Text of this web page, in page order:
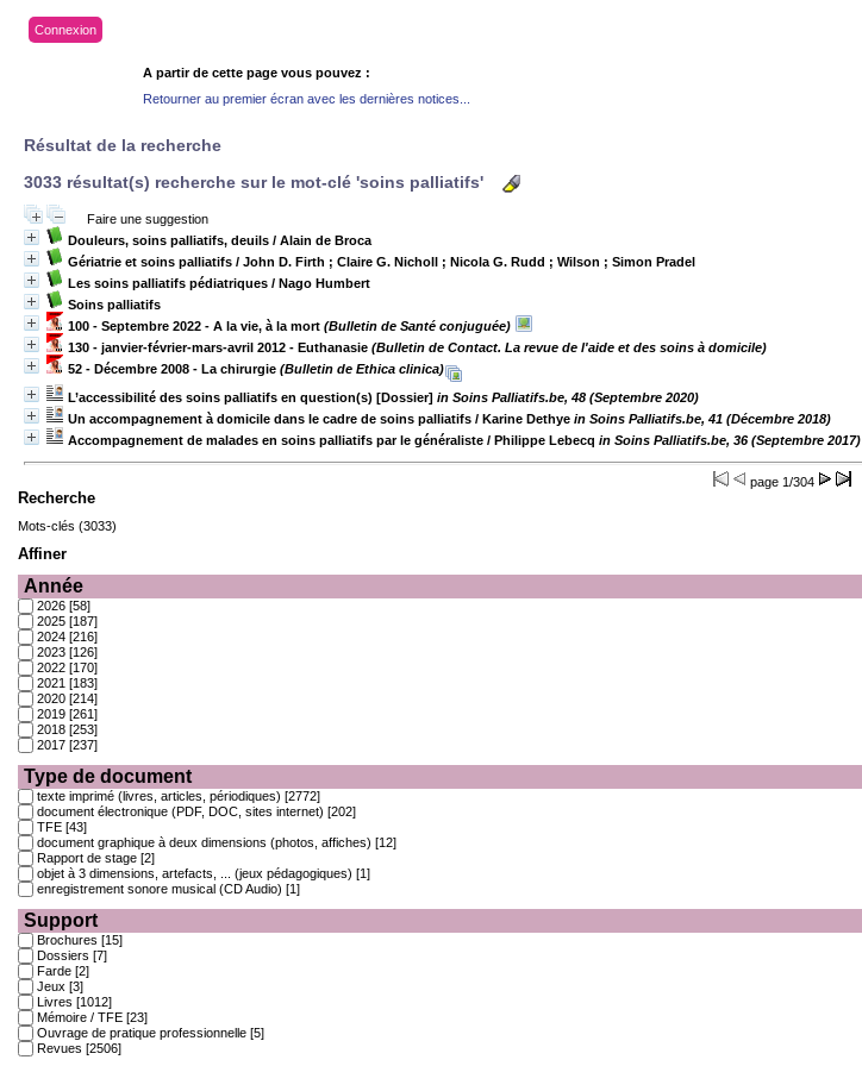
Connexion
A partir de cette page vous pouvez :
Retourner au premier écran avec les dernières notices...
Résultat de la recherche
3033 résultat(s) recherche sur le mot-clé 'soins palliatifs'
Faire une suggestion
Douleurs, soins palliatifs, deuils / Alain de Broca
Gériatrie et soins palliatifs / John D. Firth ; Claire G. Nicholl ; Nicola G. Rudd ; Wilson ; Simon Pradel
Les soins palliatifs pédiatriques / Nago Humbert
Soins palliatifs
100 - Septembre 2022 - A la vie, à la mort (Bulletin de Santé conjuguée)
130 - janvier-février-mars-avril 2012 - Euthanasie (Bulletin de Contact. La revue de l'aide et des soins à domicile)
52 - Décembre 2008 - La chirurgie (Bulletin de Ethica clinica)
L’accessibilité des soins palliatifs en question(s) [Dossier] in Soins Palliatifs.be, 48 (Septembre 2020)
Un accompagnement à domicile dans le cadre de soins palliatifs / Karine Dethye in Soins Palliatifs.be, 41 (Décembre 2018)
Accompagnement de malades en soins palliatifs par le généraliste / Philippe Lebecq in Soins Palliatifs.be, 36 (Septembre 2017)
page 1/304
Recherche
Mots-clés (3033)
Affiner
Année
2026 [58]
2025 [187]
2024 [216]
2023 [126]
2022 [170]
2021 [183]
2020 [214]
2019 [261]
2018 [253]
2017 [237]
Type de document
texte imprimé (livres, articles, périodiques) [2772]
document électronique (PDF, DOC, sites internet) [202]
TFE [43]
document graphique à deux dimensions (photos, affiches) [12]
Rapport de stage [2]
objet à 3 dimensions, artefacts, ... (jeux pédagogiques) [1]
enregistrement sonore musical (CD Audio) [1]
Support
Brochures [15]
Dossiers [7]
Farde [2]
Jeux [3]
Livres [1012]
Mémoire / TFE [23]
Ouvrage de pratique professionnelle [5]
Revues [2506]